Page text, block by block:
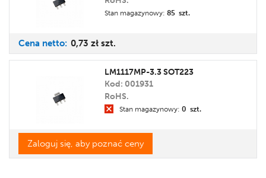
Stan magazynowy: 85 szt.
Cena netto: 0,73 zł szt.
LM1117MP-3.3 SOT223
Kod: 001931
RoHS.
Stan magazynowy: 0 szt.
Zaloguj się, aby poznać ceny